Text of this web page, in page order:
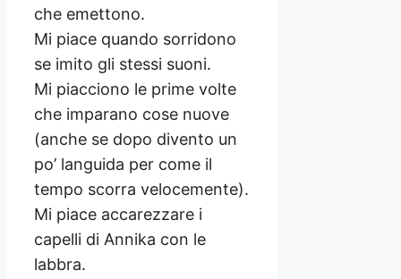
che emettono.
Mi piace quando sorridono
se imito gli stessi suoni.
Mi piacciono le prime volte
che imparano cose nuove
(anche se dopo divento un
po’ languida per come il
tempo scorra velocemente).
Mi piace accarezzare i
capelli di Annika con le
labbra.